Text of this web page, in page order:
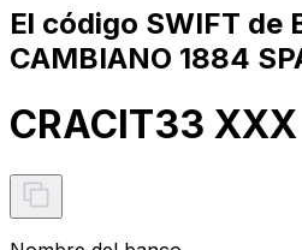
El código SWIFT de
CAMBIANO 1884
CRACIT33 XXX